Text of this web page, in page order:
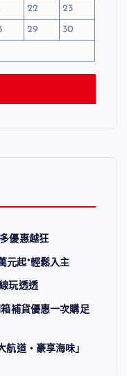
22
23
29
30
優惠越狂
元起*輕鬆入主
玩透透
補貨優惠一次購足
道・豪享海味」